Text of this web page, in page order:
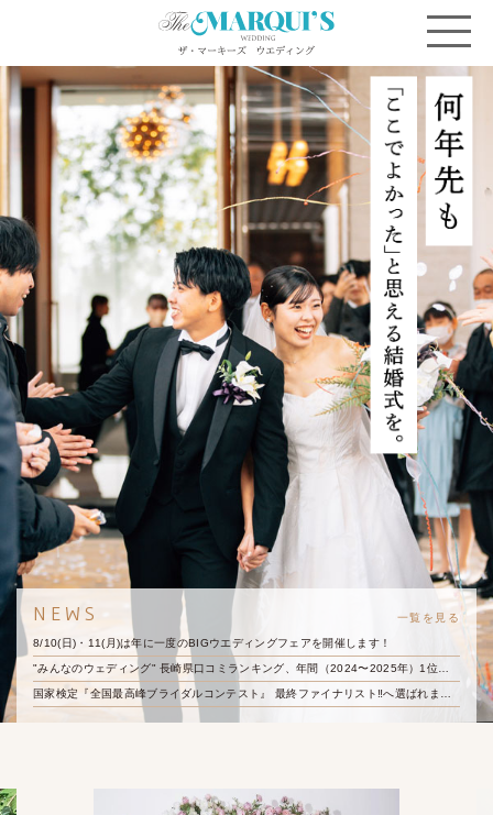
NEWS 一覧を見る
8/10(日)・11(月)は年に一度のBIGウエディングフェアを開催します！
"みんなのウェディング" 長崎県口コミランキング、年間（2024〜2025年）1位を受賞しました！
国家検定『全国最高峰ブライダルコンテスト』 最終ファイナリスト‼️へ選ばれました